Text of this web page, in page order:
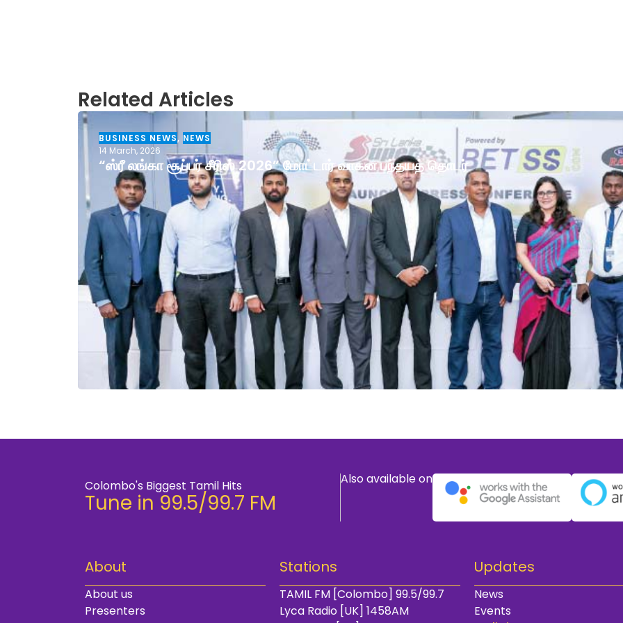
Related Articles
BUSINESS NEWS, NEWS
14 March, 2026
“ஸ்ரீ லங்கா சூப்பர் சீரிஸ் 2026” மோட்டார் வாகன பந்தயத் தொடர்
Colombo's Biggest Tamil Hits
Tune in 99.5/99.7 FM
Also available on
About
About us
Presenters
Stations
TAMIL FM [Colombo] 99.5/99.7
Lyca Radio [UK] 1458AM
Updates
News
Events